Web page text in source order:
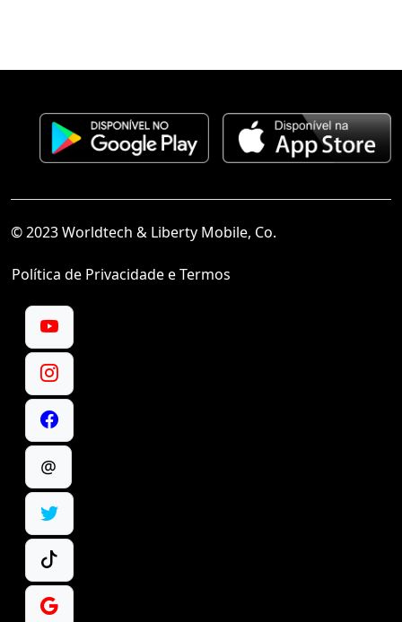
© 2023 Worldtech & Liberty Mobile, Co.
Política de Privacidade e Termos
@